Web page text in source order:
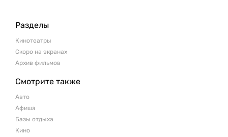
Разделы
Кинотеатры
Скоро на экранах
Архив фильмов
Смотрите также
Авто
Афиша
Базы отдыха
Кино